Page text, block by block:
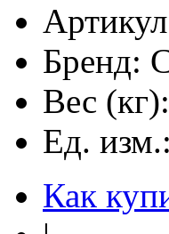
Бренд:
Вес (кг):
Ед. изм.:
Как